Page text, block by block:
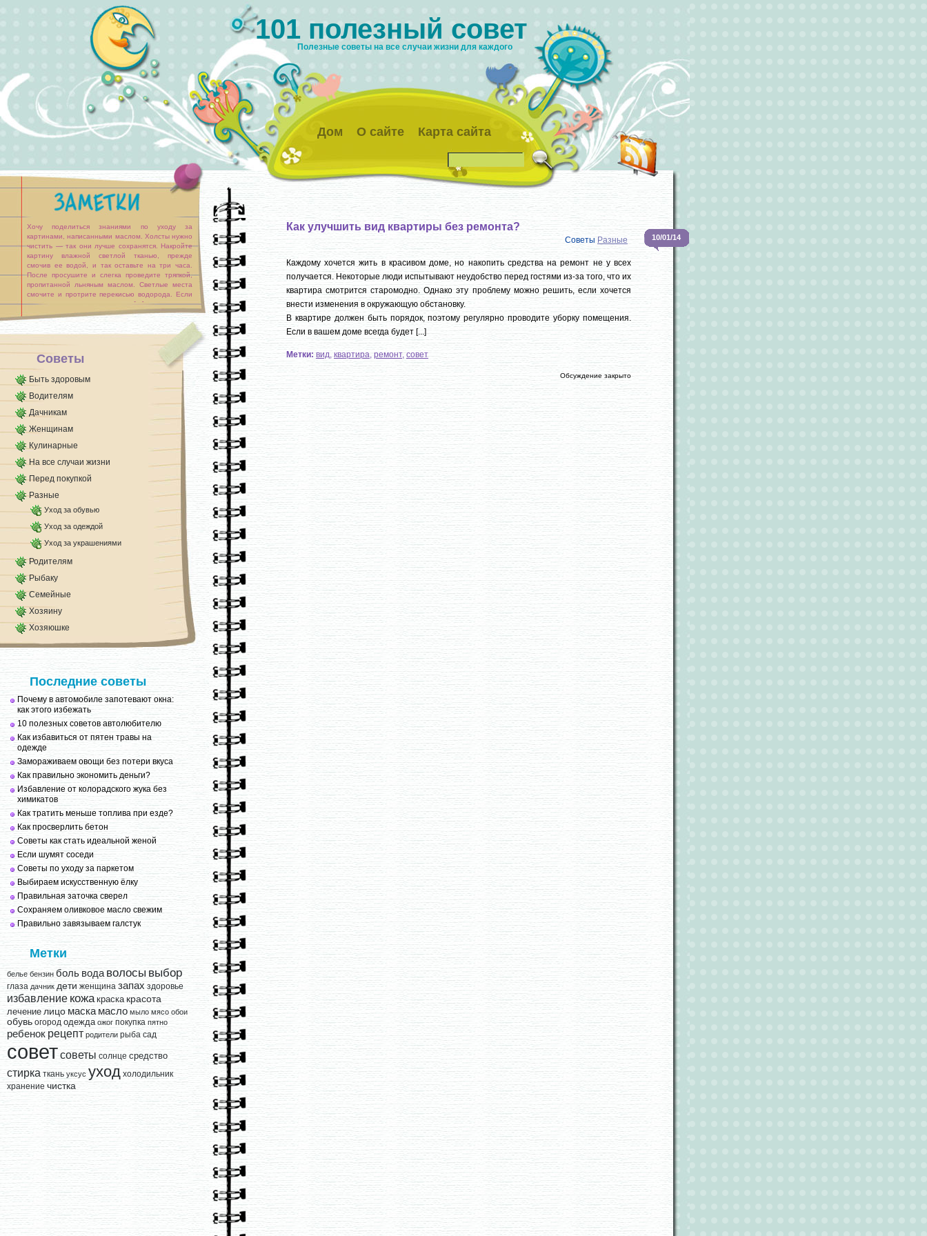
101 полезный совет
Полезные советы на все случаи жизни для каждого
Дом О сайте Карта сайта
Хочу поделиться знаниями по уходу за
картинами, написанными маслом. Холсты нужно
чистить — так они лучше сохранятся. Накройте
картину влажной светлой тканью, прежде
смочив ее водой, и так оставьте на три часа.
После просушите и слегка проведите тряпкой,
пропитанной льняным маслом. Светлые места
смочите и протрите перекисью водорода. Если
на картине только пыль, то для [...]
Советы
Быть здоровым
Водителям
Дачникам
Женщинам
Кулинарные
На все случаи жизни
Перед покупкой
Разные
Уход за обувью
Уход за одеждой
Уход за украшениями
Родителям
Рыбаку
Семейные
Хозяину
Хозяюшке
Последние советы
Почему в автомобиле запотевают окна:
как этого избежать
10 полезных советов автолюбителю
Как избавиться от пятен травы на
одежде
Замораживаем овощи без потери вкуса
Как правильно экономить деньги?
Избавление от колорадского жука без
химикатов
Как тратить меньше топлива при езде?
Как просверлить бетон
Советы как стать идеальной женой
Если шумят соседи
Советы по уходу за паркетом
Выбираем искусственную ёлку
Правильная заточка сверел
Сохраняем оливковое масло свежим
Правильно завязываем галстук
Метки
белье бензин боль вода волосы выбор
глаза дачник дети женщина запах здоровье
избавление кожа краска красота
лечение лицо маска масло мыло мясо обои
обувь огород одежда ожог покупка пятно
ребенок рецепт родители рыба сад
советсоветы солнце средство
стирка ткань уксус уход холодильник
хранение чистка
Как улучшить вид квартиры без ремонта?
Советы Разные 10/01/14
Каждому хочется жить в красивом доме, но накопить средства на ремонт не у всех
получается. Некоторые люди испытывают неудобство перед гостями из-за того, что их
квартира смотрится старомодно. Однако эту проблему можно решить, если хочется
внести изменения в окружающую обстановку.
В квартире должен быть порядок, поэтому регулярно проводите уборку помещения.
Если в вашем доме всегда будет [...]
Метки: вид, квартира, ремонт, совет
Обсуждение закрыто